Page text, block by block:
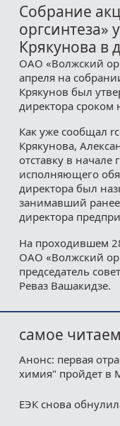
Собрание
оргсинтеза»
Крякунова в
ОАО «Волжский
апреля на
Крякунов был
директора сроком
Как уже сообщал
Крякунова,
отставку в начале
исполняющего
директора был
занимавший
директора
На проходившем
ОАО «Волжский
председатель
Реваз Вашакидзе.
самое
Анонс: первая
химия" пройдет в
ЕЭК снова